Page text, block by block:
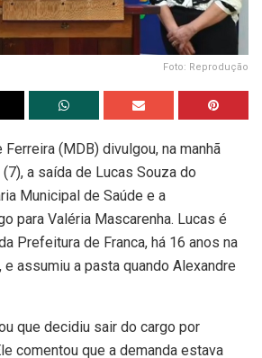
Foto: Reprodução
(MDB) divulgou, na manhã
a saída de Lucas Souza do
Municipal de Saúde e a
para Valéria Mascarenha. Lucas é
Prefeitura de Franca, há 16 anos na
e assumiu a pasta quando Alexandre
que decidiu sair do cargo por
comentou que a demanda estava